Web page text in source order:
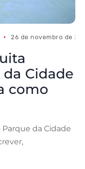
26 de novembro de
Cidade
como
da Cidade